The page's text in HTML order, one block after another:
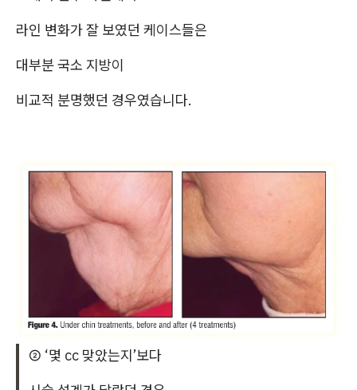
라인 변화가 잘 보였던 케이스들은
대부분 국소 지방이
비교적 분명했던 경우였습니다.
② ‘몇 cc 맞았는지’보다